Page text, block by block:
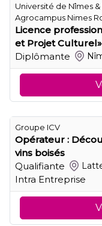
Université de Nîmes
Agrocampus Nimes
Licence
et Projet Culturel»
Diplômante
Groupe ICV
Opérateur :
vins boisés
Qualifiante
Intra Entreprise